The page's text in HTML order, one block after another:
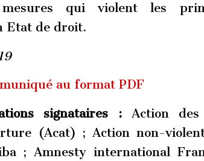
mesures qui violent les
Etat de droit.
au format PDF
signataires :Action des
(Acat) ; Action non-
; Amnesty international